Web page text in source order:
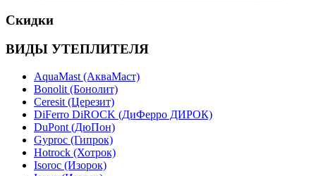
Скидки
ВИДЫ УТЕПЛИТЕЛЯ
AquaMast (АкваМаст)
Bonolit (Бонолит)
Ceresit (Церезит)
DiFerro DiROCK (ДиФерро ДИРОК)
DuPont (ДюПон)
Gyproc (Гипрок)
Hotrock (Хотрок)
Isoroc (Изорок)